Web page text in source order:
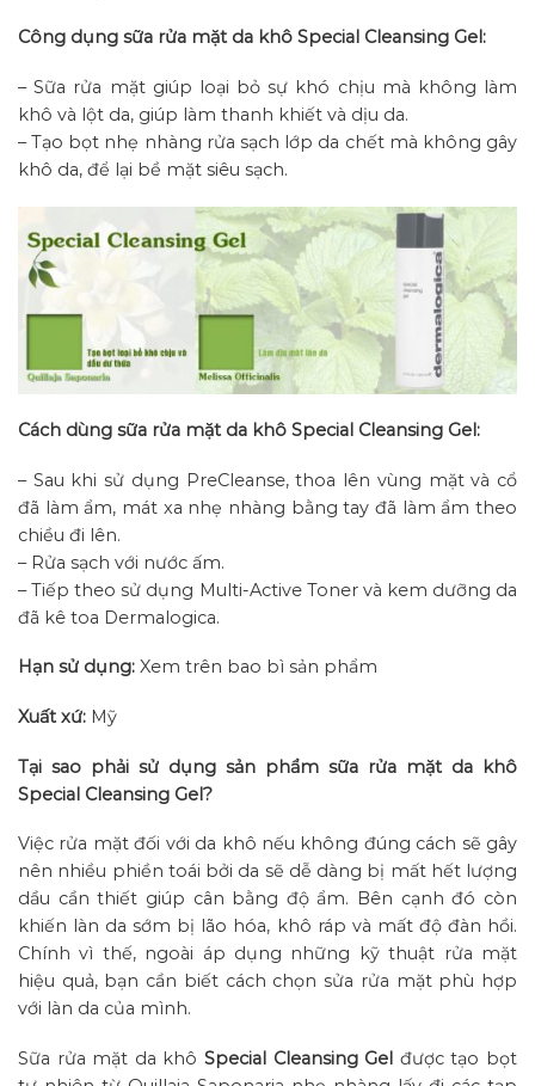
Công dụng sữa rửa mặt da khô Special Cleansing Gel:
– Sữa rửa mặt giúp loại bỏ sự khó chịu mà không làm
khô và lột da, giúp làm thanh khiết và dịu da.
– Tạo bọt nhẹ nhàng rửa sạch lớp da chết mà không gây
khô da, để lại bề mặt siêu sạch.
Cách dùng sữa rửa mặt da khô Special Cleansing Gel:
– Sau khi sử dụng PreCleanse, thoa lên vùng mặt và cổ
đã làm ẩm, mát xa nhẹ nhàng bằng tay đã làm ẩm theo
chiều đi lên.
– Rửa sạch với nước ấm.
– Tiếp theo sử dụng Multi-Active Toner và kem dưỡng da
đã kê toa Dermalogica.
Hạn sử dụng: Xem trên bao bì sản phẩm
Xuất xứ: Mỹ
Tại sao phải sử dụng sản phẩm sữa rửa mặt da khô
Special Cleansing Gel?
Việc rửa mặt đối với da khô nếu không đúng cách sẽ gây
nên nhiều phiền toái bởi da sẽ dễ dàng bị mất hết lượng
dầu cần thiết giúp cân bằng độ ẩm. Bên cạnh đó còn
khiến làn da sớm bị lão hóa, khô ráp và mất độ đàn hồi.
Chính vì thế, ngoài áp dụng những kỹ thuật rửa mặt
hiệu quả, bạn cần biết cách chọn sửa rửa mặt phù hợp
với làn da của mình.
Sữa rửa mặt da khô Special Cleansing Gel được tạo bọt